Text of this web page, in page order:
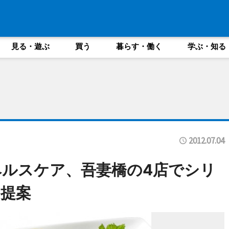
見る・遊ぶ 買う 暮らす・働く 学ぶ・知る
2012.07.04
スケア、吾妻橋の4店でシリ
案